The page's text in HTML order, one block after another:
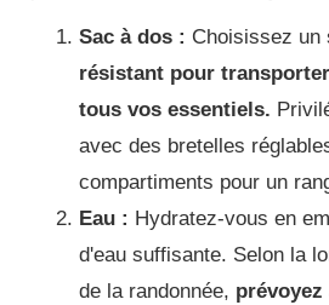
Sac à dos : Choisissez un
résistant pour
tous vos essentiels.
avec des bretelles
compartiments pour un
Eau : Hydratez-vous en
d'eau suffisante. Selon la
de la randonnée,